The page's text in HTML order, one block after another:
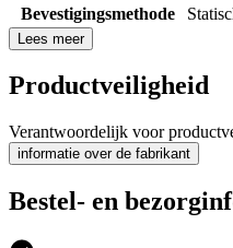
Bevestigingsmethode
Lees meer
Productveiligheid
Verantwoordelijk voor
informatie over de fabrikant
Bestel- en